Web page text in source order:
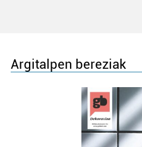
Argitalpen bereziak